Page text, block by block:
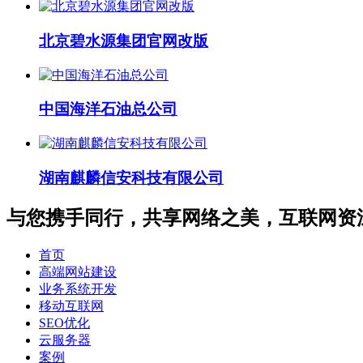
北京碧水源集团官网改版
中国海洋石油总公司
湖南麒麟信安科技有限公司
与您携手同行，共享网络之美，互联网资
首页
高端网站建设
业务系统开发
移动互联网
SEO优化
云服务器
案例